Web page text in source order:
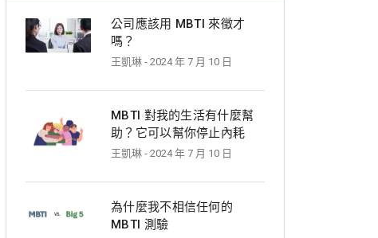
公司應該用 MBTI 來徵才
嗎？
王凱琳 - 2024 年 7 月 10 日
MBTI 對我的生活有什麼幫
助？它可以幫你停止內耗
王凱琳 - 2024 年 7 月 10 日
為什麼我不相信任何的
MBTI 測驗